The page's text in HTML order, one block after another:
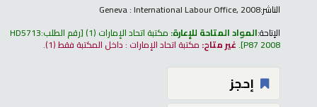
الناشر:Geneva : International Labour Office, 2008
الإتاحة:المواد المتاحة للإعارة: مكتبة اتحاد الإمارات (1) رقم الطلب:HD5713
P87 2008
.غير متاح: مكتبة اتحاد الإمارات : داخل المكتبة فقط(1).
إحجز